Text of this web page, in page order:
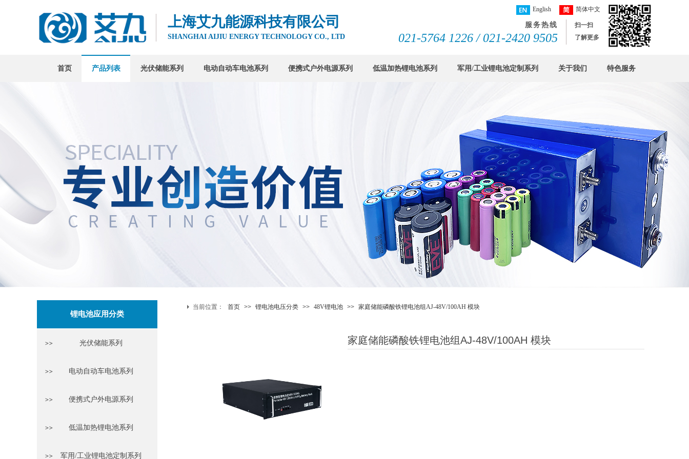
English 简体中文
上海艾九能源科技有限公司
SHANGHAI AIJIU ENERGY TECHNOLOGY CO., LTD
扫一扫
了解更多
服务热线
021-5764 1226 / 021-2420 9505
首页 产品列表 光伏储能系列 电动自动车电池系列 便携式户外电源系列 低温加热锂电池系列 军用/工业锂电池定制系列 关于我们 特色服务
锂电池应用分类
首页 >> 锂电池电压分类 >> 48V锂电池 >> 家庭储能磷酸铁锂电池组AJ-48V/100AH 模块
当前位置：
家庭储能磷酸铁锂电池组AJ-48V/100AH 模块
光伏储能系列
电动自动车电池系列
便携式户外电源系列
低温加热锂电池系列
军用/工业锂电池定制系列